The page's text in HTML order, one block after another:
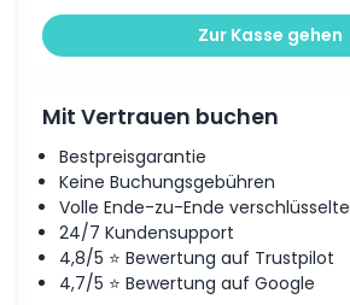
Zur Kasse gehen
Mit Vertrauen buchen
Bestpreisgarantie
Keine Buchungsgebühren
Volle Ende-zu-Ende
24/7 Kundensupport
4,8/5 ⭐ Bewertung auf Trustpilot
4,7/5 ⭐ Bewertung auf Google